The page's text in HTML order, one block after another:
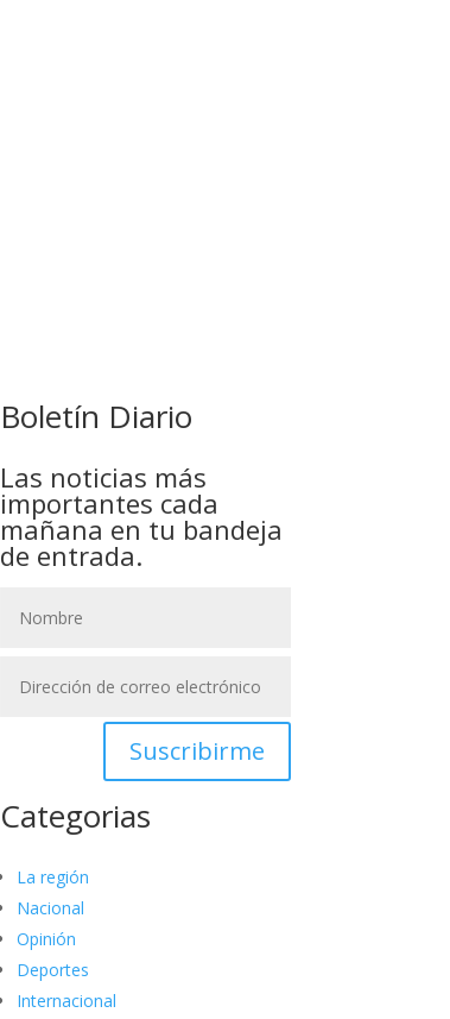
Boletín Diario
Las noticias más
importantes cada
mañana en tu bandeja
de entrada.
Suscribirme
Categorias
La región
Nacional
Opinión
Deportes
Internacional